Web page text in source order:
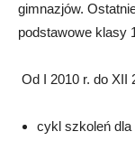
gimnazjów.
podstawowe klasy
Od I 2010 r. do XII
cykl szkoleń dla